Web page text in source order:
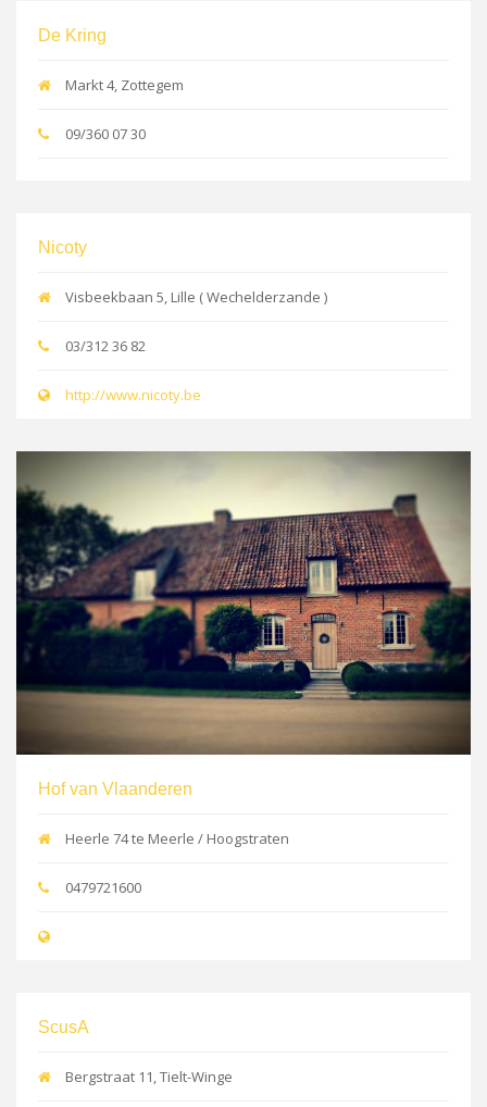
De Kring
Markt 4, Zottegem
09/360 07 30
Nicoty
Visbeekbaan 5, Lille ( Wechelderzande )
03/312 36 82
http://www.nicoty.be
Hof van Vlaanderen
Heerle 74 te Meerle / Hoogstraten
0479721600
ScusA
Bergstraat 11, Tielt-Winge